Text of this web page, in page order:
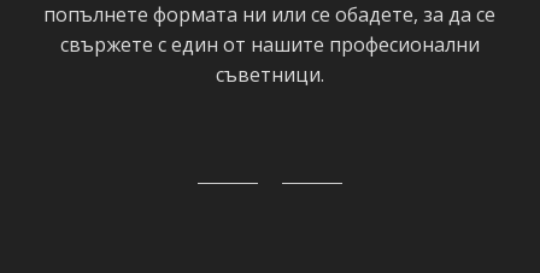
попълнете формата ни или се обадете, за да се
свържете с един от нашите професионални
съветници.